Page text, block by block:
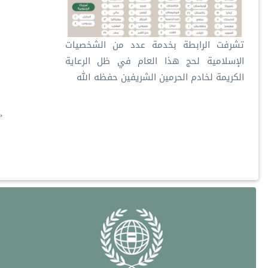
تشرفت الرابطة بخدمة عدد من الشخصيات
الإسلامية لحج هذا العام في ظل الرعاية
الكريمة لخادم الحرمين الشريفين حفظه الله